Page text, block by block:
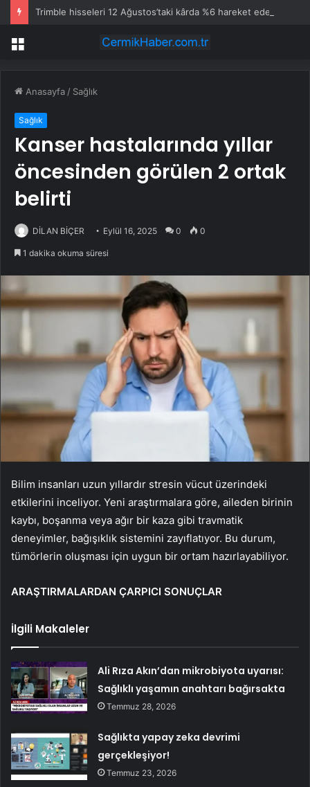
Trimble hisseleri 12 Ağustos’taki kârda %6 hareket edebilir
Menü
Anasayfa / Sağlık
Sağlık
Kanser hastalarında yıllar
öncesinden görülen 2 ortak
belirti
DİLAN BİÇER Eylül 16, 2025 0 0
1 dakika okuma süresi
Bilim insanları uzun yıllardır stresin vücut üzerindeki
etkilerini inceliyor. Yeni araştırmalara göre, aileden birinin
kaybı, boşanma veya ağır bir kaza gibi travmatik
deneyimler, bağışıklık sistemini zayıflatıyor. Bu durum,
tümörlerin oluşması için uygun bir ortam hazırlayabiliyor.
ARAŞTIRMALARDAN ÇARPICI SONUÇLAR
İlgili Makaleler
Ali Rıza Akın’dan mikrobiyota uyarısı:
Sağlıklı yaşamın anahtarı bağırsakta
Temmuz 28, 2026
Sağlıkta yapay zeka devrimi
gerçekleşiyor!
Temmuz 23, 2026